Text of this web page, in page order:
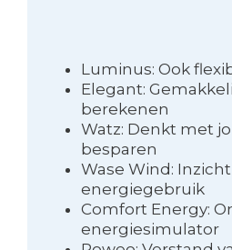
Luminus: Ook
Elegant:
berekenen
Watz: Denkt met
besparen
Wase Wind:
energiegebruik
Comfort Energy:
energiesimulator